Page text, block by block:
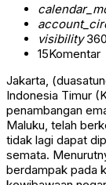
visibility360
15Komentar
Jakarta,
Indonesia Timur
penambangan
Maluku, telah
tidak lagi dapat
semata.
berdampak pada